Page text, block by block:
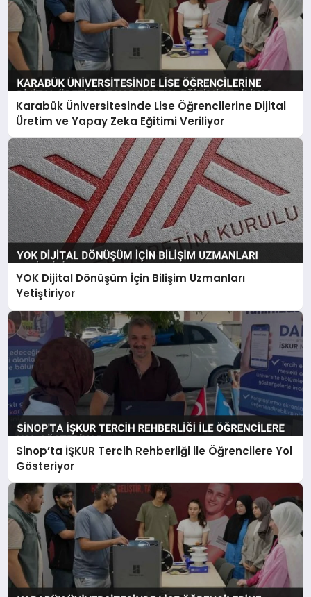
Karabük Üniversitesinde Lise Öğrencilerine Dijital
Üretim ve Yapay Zeka Eğitimi Veriliyor
YOK Dijital Dönüşüm İçin Bilişim Uzmanları
Yetiştiriyor
Sinop’ta İŞKUR Tercih Rehberliği ile Öğrencilere Yol
Gösteriyor